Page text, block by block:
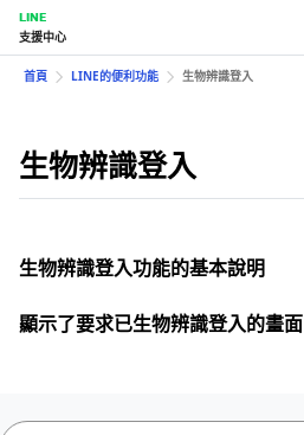
LINE
支援中心
首頁 LINE的便利功能 生物辨識登入
生物辨識登入
生物辨識登入功能的基本說明
顯示了要求已生物辨識登入的畫面